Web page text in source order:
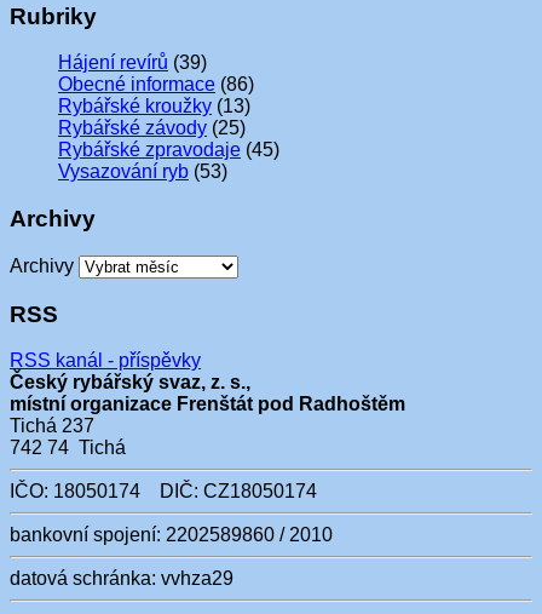
Rubriky
Hájení revírů (39)
Obecné informace (86)
Rybářské kroužky (13)
Rybářské závody (25)
Rybářské zpravodaje (45)
Vysazování ryb (53)
Archivy
Archivy
RSS
RSS kanál - příspěvky
Český rybářský svaz, z. s.,
místní organizace Frenštát pod Radhoštěm
Tichá 237
742 74 Tichá
IČO: 18050174 DIČ: CZ18050174
bankovní spojení: 2202589860 / 2010
datová schránka: vvhza29